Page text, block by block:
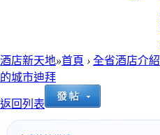
酒店新天地»首頁 › 全省酒店介紹
的城市迪拜
返回列表